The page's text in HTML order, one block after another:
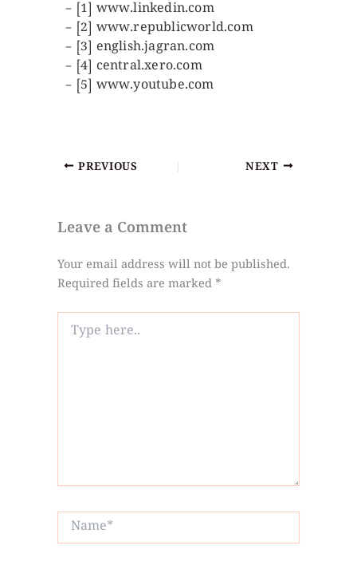
– [1] www.linkedin.com
– [2] www.republicworld.com
– [3] english.jagran.com
– [4] central.xero.com
– [5] www.youtube.com
PREVIOUS NEXT
Leave a Comment
Your email address will not be published.
Required fields are marked *
here..
Name*